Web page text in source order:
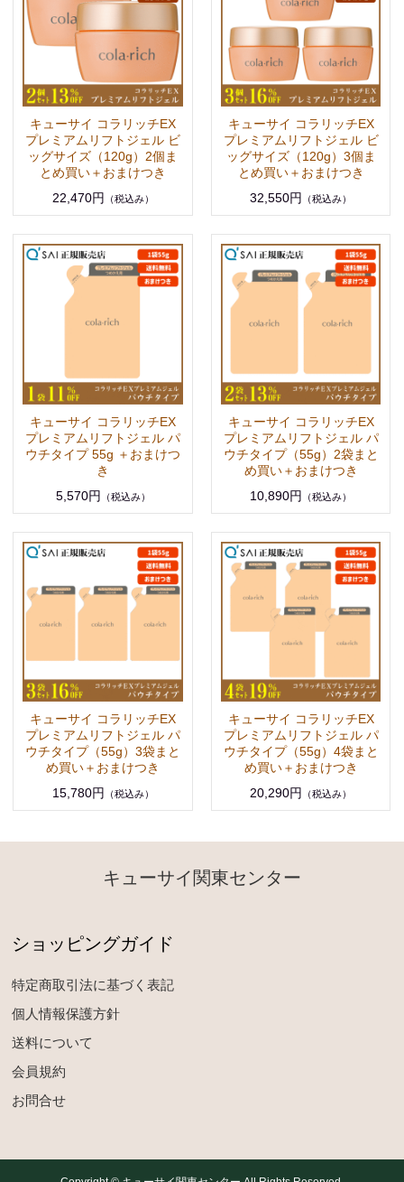
キューサイ コラリッチEX
プレミアムリフトジェル ビ
ッグサイズ（120g）2個ま
とめ買い＋おまけつき
22,470円
（税込み）
キューサイ コラリッチEX
プレミアムリフトジェル ビ
ッグサイズ（120g）3個ま
とめ買い＋おまけつき
32,550円
（税込み）
キューサイ コラリッチEX
プレミアムリフトジェル パ
ウチタイプ 55g ＋おまけつ
き
5,570円
（税込み）
キューサイ コラリッチEX
プレミアムリフトジェル パ
ウチタイプ（55g）2袋まと
め買い＋おまけつき
10,890円
（税込み）
キューサイ コラリッチEX
プレミアムリフトジェル パ
ウチタイプ（55g）3袋まと
め買い＋おまけつき
15,780円
（税込み）
キューサイ コラリッチEX
プレミアムリフトジェル パ
ウチタイプ（55g）4袋まと
め買い＋おまけつき
20,290円
（税込み）
キューサイ関東センター
ショッピングガイド
特定商取引法に基づく表記
個人情報保護方針
送料について
会員規約
お問合せ